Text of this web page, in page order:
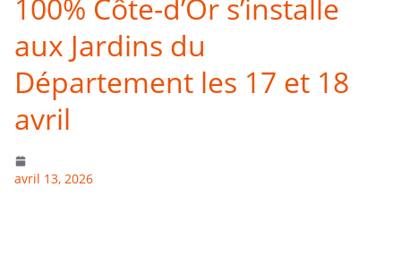
100% Côte-d’Or s’installe
aux Jardins du
Département les 17 et 18
avril
avril 13, 2026